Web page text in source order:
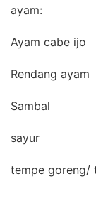
ayam:
Ayam cabe ijo
Rendang ayam
Sambal
sayur
tempe goreng/